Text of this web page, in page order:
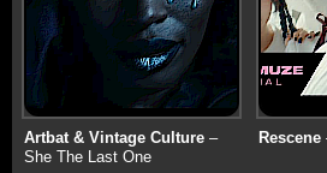
Artbat & Vintage Culture–
She The Last One
Rescene